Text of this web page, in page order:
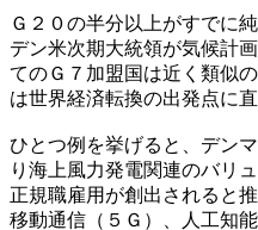
Ｇ２０の半分以上がすでに
デン米次期大統領が気候計
てのＧ７加盟国は近く類似
は世界経済転換の出発点に直
ひとつ例を挙げると、デン
り海上風力発電関連のバリ
正規職雇用が創出されると
移動通信（５Ｇ）、人工知